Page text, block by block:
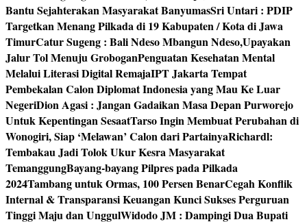
Bantu Sejahterakan Masyarakat BanyumasSri Untari : PDIP
Targetkan Menang Pilkada di 19 Kabupaten / Kota di Jawa
TimurCatur Sugeng : Bali Ndeso Mbangun Ndeso,Upayakan
Jalur Tol Menuju GroboganPenguatan Kesehatan Mental
Melalui Literasi Digital RemajaIPT Jakarta Tempat
Pembekalan Calon Diplomat Indonesia yang Mau Ke Luar
NegeriDion Agasi : Jangan Gadaikan Masa Depan Purworejo
Untuk Kepentingan SesaatTarso Ingin Membuat Perubahan di
Wonogiri, Siap ‘Melawan’ Calon dari PartainyaRichardl:
Tembakau Jadi Tolok Ukur Kesra Masyarakat
TemanggungBayang-bayang Pilpres pada Pilkada
2024Tambang untuk Ormas, 100 Persen BenarCegah Konflik
Internal & Transparansi Keuangan Kunci Sukses Perguruan
Tinggi Maju dan UnggulWidodo JM : Dampingi Dua Bupati